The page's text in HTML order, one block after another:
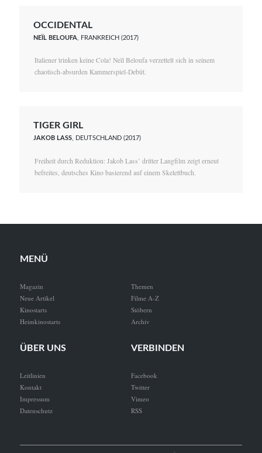
OCCIDENTAL
NEÏL BELOUFA , FRANKREICH (2017)
Italiener trinken keine Cola! Neïl Beloufa verzettelt sich in seinem
chaotisch-absurden Kammerspiel-Debüt.
TIGER GIRL
JAKOB LASS, DEUTSCHLAND (2017)
Freiheit durch Reduktion: Jakob Lass’ dritter Langfilm zeigt erneut
befreites, deutsches Kino basierend auf einem Skelettbuch.
MENÜ
Magazin
Neue Artikel
Kinostarts
Heimkinostarts
Themen
Filme A-Z
Stöbern
Archiv
ÜBER UNS
Leitlinien
Kontakt
Impressum
Datenschutz
VERBINDEN
Facebook
Twitter
Vimeo
RSS